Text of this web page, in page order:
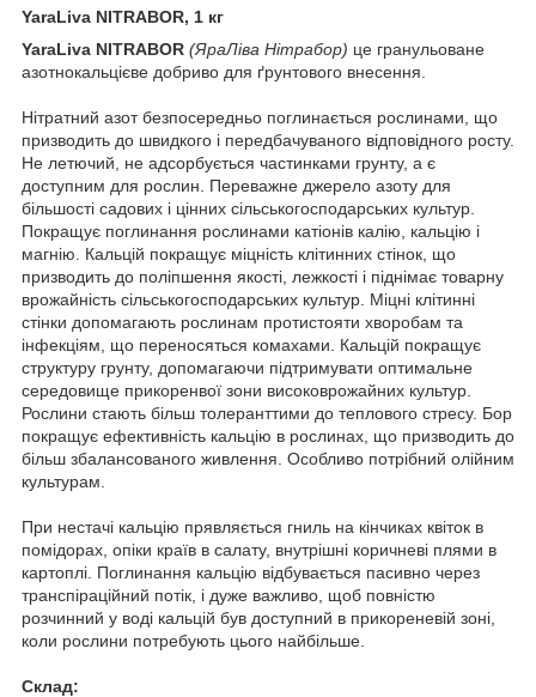
YaraLiva NITRABOR, 1 кг
YaraLiva NITRABOR (ЯраЛіва Нітрабор) це гранульоване
азотнокальцієве добриво для ґрунтового внесення.
Нітратний азот безпосередньо поглинається рослинами, що
призводить до швидкого і передбачуваного відповідного росту.
Не летючий, не адсорбується частинками грунту, а є
доступним для рослин. Переважне джерело азоту для
більшості садових і цінних сільськогосподарських культур.
Покращує поглинання рослинами катіонів калію, кальцію і
магнію. Кальцій покращує міцність клітинних стінок, що
призводить до поліпшення якості, лежкості і піднімає товарну
врожайність сільськогосподарських культур. Міцні клітинні
стінки допомагають рослинам протистояти хворобам та
інфекціям, що переносяться комахами. Кальцій покращує
структуру грунту, допомагаючи підтримувати оптимальне
середовище прикоренвої зони високоврожайних культур.
Рослини стають більш толеранттими до теплового стресу. Бор
покращує ефективність кальцію в рослинах, що призводить до
більш збалансованого живлення. Особливо потрібний олійним
культурам.
При нестачі кальцію прявляється гниль на кінчиках квіток в
помідорах, опіки країв в салату, внутрішні коричневі плями в
картоплі. Поглинання кальцію відбувається пасивно через
транспіраційний потік, і дуже важливо, щоб повністю
розчинний у воді кальцій був доступний в прикореневій зоні,
коли рослини потребують цього найбільше.
Склад: